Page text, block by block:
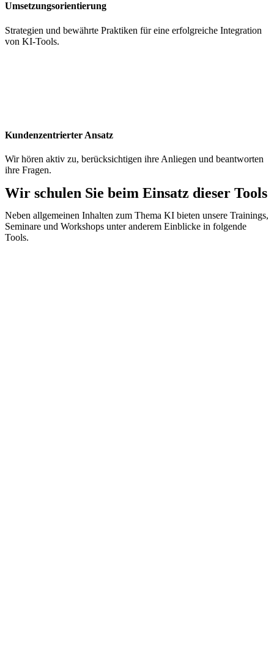
Umsetzungsorientierung
Strategien und bewährte Praktiken für eine erfolgreiche Integration
von KI-Tools.
Kundenzentrierter Ansatz
Wir hören aktiv zu, berücksichtigen ihre Anliegen und beantworten
ihre Fragen.
Wir schulen Sie beim Einsatz dieser Tools
Neben allgemeinen Inhalten zum Thema KI bieten unsere Trainings,
Seminare und Workshops unter anderem Einblicke in folgende
Tools.